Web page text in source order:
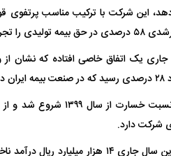
این شرکت با ترکیب مناسب پرتفوی
ریال دست یافت.
جاری یک اتفاق خاصی افتاده که
شرکت دارد.
این شرکت در فروردین سال جاری
ناشناس که
مرگ
گرفتگی